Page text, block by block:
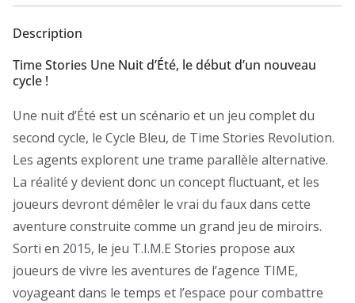
Description
Time Stories Une Nuit d’Été, le début d’un nouveau
cycle !
Une nuit d’Été est un scénario et un jeu complet du
second cycle, le Cycle Bleu, de Time Stories Revolution.
Les agents explorent une trame parallèle alternative.
La réalité y devient donc un concept fluctuant, et les
joueurs devront démêler le vrai du faux dans cette
aventure construite comme un grand jeu de miroirs.
Sorti en 2015, le jeu T.I.M.E Stories propose aux
joueurs de vivre les aventures de l’agence TIME,
voyageant dans le temps et l’espace pour combattre